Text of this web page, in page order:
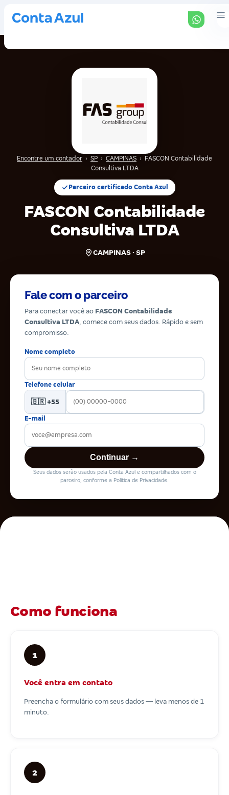
Encontre um contador › SP › CAMPINAS ›
FASCON Contabilidade
Consultiva LTDA
Parceiro certificado Conta Azul
FASCON Contabilidade
Consultiva LTDA
CAMPINAS · SP
Fale com o parceiro
Para conectar você ao FASCON Contabilidade
Consultiva LTDA, comece com seus dados. Rápido e sem
compromisso.
Nome completo
Telefone celular
🇧🇷 +55
E-mail
Continuar →
Seus dados serão usados pela Conta Azul e compartilhados com o
parceiro, conforme a Política de Privacidade.
Como funciona
1
Você entra em contato
Preencha o formulário com seus dados — leva menos de 1
minuto.
2